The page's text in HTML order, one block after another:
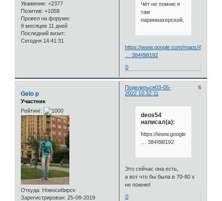
Уважение: +2377
Позитив: +1058
Провел на форуме:
9 месяцев 11 дней
Последний визит:
Сегодня 14:41:31
Чёт не помню я
там
парикмахерской,
https://www.google.com/maps/
… 384!8i8192
0
Поделиться 6
03-05-
2022 10:32:11
Gelo p
Участник
Рейтинг:
Откуда: Новосибирск
Зарегистрирован: 25-08-2019
deos54
написал(а):
https://www.google.com/maps/
… 384!8i8192
Это сейчас она есть,
а вот что бы была в 70-80 х
не помню!
0